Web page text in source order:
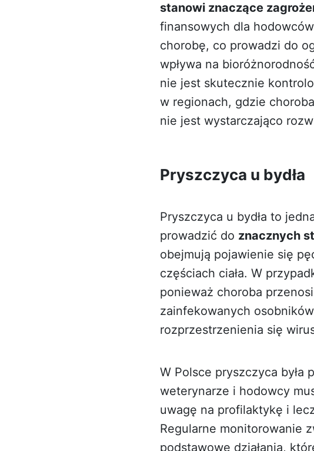
stanowi znaczące
finansowych dla
chorobę, co prowadzi do
wpływa na
nie jest skutecznie
w regionach, gdzie
nie jest wystarczająco
Pryszczyca u bydła
Pryszczyca u bydła to
prowadzić do znacznych
obejmują pojawienie się
częściach ciała. W
ponieważ choroba
zainfekowanych
rozprzestrzenienia się
W Polsce pryszczyca była
weterynarze i hodowcy
uwagę na profilaktykę i
Regularne monitorowanie
podstawowe działania,